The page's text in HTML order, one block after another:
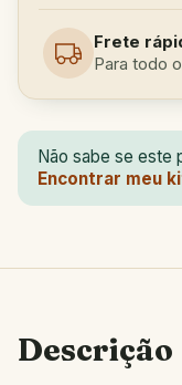
Frete
Para todo
Não sabe se este
Encontrar meu
Descrição